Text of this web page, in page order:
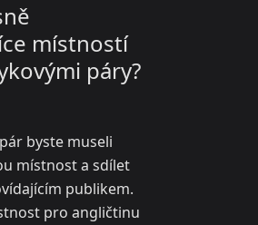
místností
páry?
byste museli
místnost a sdílet
publikem.
pro angličtinu